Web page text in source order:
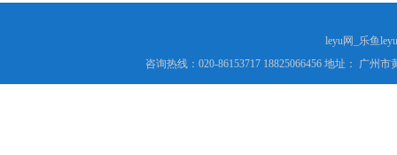
leyu网_乐鱼
咨询热线：020-86153717 18825066456 地址： 广州